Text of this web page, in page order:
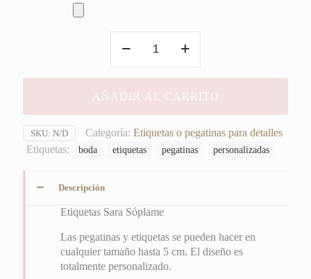
Sara
cantidad
AÑADIR AL CARRITO
SKU: N/D Categoría: Etiquetas o pegatinas para detalles
Etiquetas:
boda etiquetas pegatinas personalizadas
Descripción
Etiquetas Sara Sóplame
Las pegatinas y etiquetas se pueden hacer en
cualquier tamaño hasta 5 cm. El diseño es
totalmente personalizado.